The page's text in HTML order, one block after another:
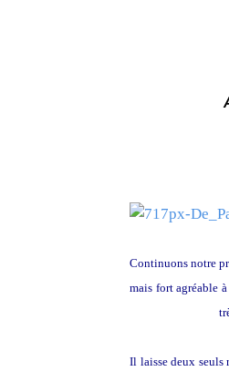
André-
Continuons notre
mais fort agréable
Il laisse deux seuls